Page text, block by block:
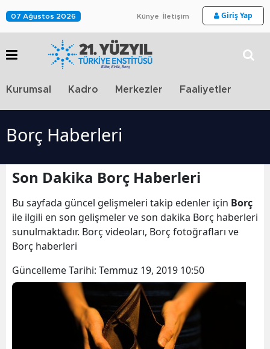
07 Ağustos 2026 Künye İletişim Giriş Yap
Kurumsal Kadro Merkezler Faaliyetler
Borç Haberleri
Son Dakika Borç Haberleri
Bu sayfada güncel gelişmeleri takip edenler için Borç
ile ilgili en son gelişmeler ve son dakika Borç haberleri
sunulmaktadır. Borç videoları, Borç fotoğrafları ve
Borç haberleri
Güncelleme Tarihi: Temmuz 19, 2019 10:50